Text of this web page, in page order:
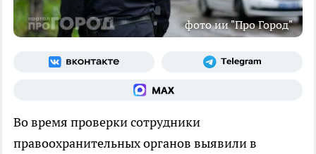
фото ии "Про Город"
Во время проверки сотрудники
правоохранительных органов выявили в